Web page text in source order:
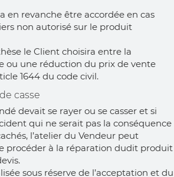
en revanche être accordée en cas
non autorisé sur le produit
le Client choisira entre la
ou une réduction du prix de vente
1644 du code civil.
casse
devait se rayer ou se casser et si
qui ne serait pas la conséquence
l’atelier du Vendeur peut
procéder à la réparation dudit produit
sous réserve de l’acceptation et du